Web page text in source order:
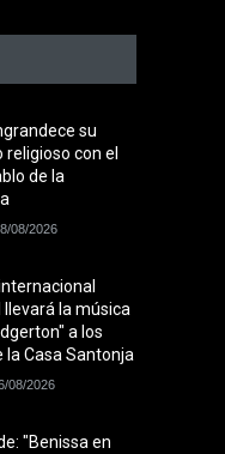
su
con el
de la
08/2026
llevará la música
a los
la Casa Santonja
08/2026
"Benissa en